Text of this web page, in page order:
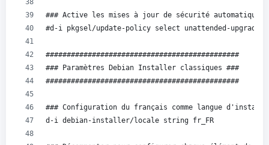
### Active les mises à jour de sécurité automatiques
#d-i pkgsel/update-policy select unattended-upgrades
##############################################
### Paramètres Debian Installer classiques ###
##############################################
### Configuration du français comme langue
d-i debian-installer/locale string fr_FR